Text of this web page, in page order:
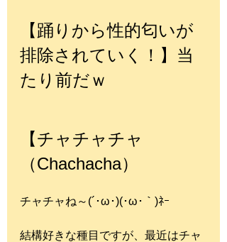
【踊りから性的匂いが
排除されていく！】当
たり前だｗ
【チャチャチャ
（Chachacha）
チャチャね～(´･ω･)(･ω･｀)ﾈｰ
結構好きな種目ですが、最近はチャ